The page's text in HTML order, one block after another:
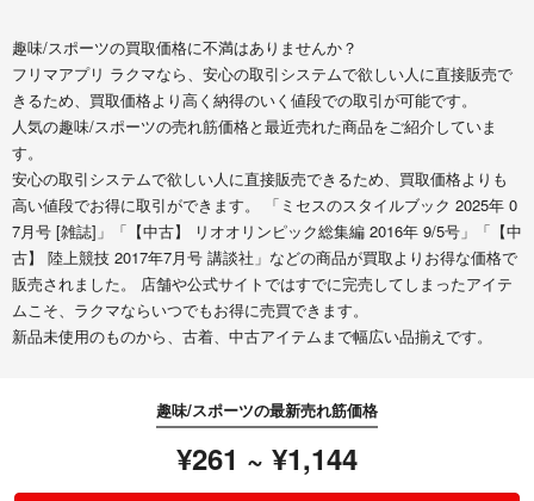
趣味/スポーツの買取価格に不満はありませんか？
フリマアプリ ラクマなら、安心の取引システムで欲しい人に直接販売で
きるため、買取価格より高く納得のいく値段での取引が可能です。
人気の趣味/スポーツの売れ筋価格と最近売れた商品をご紹介していま
す。
安心の取引システムで欲しい人に直接販売できるため、買取価格よりも
高い値段でお得に取引ができます。 「ミセスのスタイルブック 2025年 0
7月号 [雑誌]」「【中古】 リオオリンピック総集編 2016年 9/5号」「【中
古】 陸上競技 2017年7月号 講談社」などの商品が買取よりお得な価格で
販売されました。 店舗や公式サイトではすでに完売してしまったアイテ
ムこそ、ラクマならいつでもお得に売買できます。
新品未使用のものから、古着、中古アイテムまで幅広い品揃えです。
趣味/スポーツの最新売れ筋価格
¥261 ~ ¥1,144